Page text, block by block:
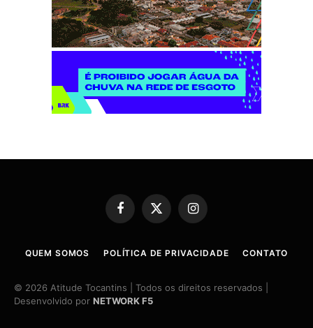
Facebook
X
(Twitter)
Instagram
QUEM SOMOS POLÍTICA DE PRIVACIDADE CONTATO
© 2026 Atitude Tocantins | Todos os direitos reservados |
Desenvolvido por NETWORK F5